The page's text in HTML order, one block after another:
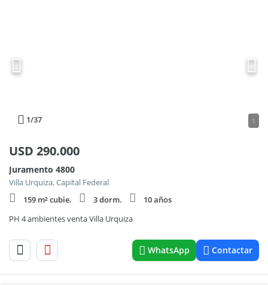
1/37 1
USD 290.000
Juramento 4800
Villa Urquiza, Capital Federal
159 m² cubie.
3 dorm.
10 años
PH 4 ambientes venta Villa Urquiza
WhatsApp Contactar